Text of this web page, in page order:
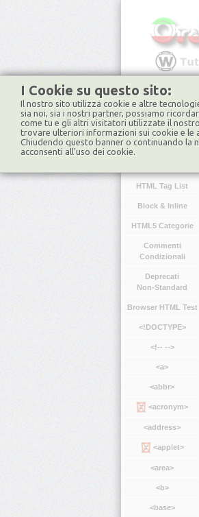
HOME
HTML
HTML Tag List
Block & Inline
HTML5 Categorie
Commenti
Condizionali
Deprecati
Non-Standard
Browser HTML Test
<!DOCTYPE>
<!-- -->
<a>
<abbr>
<acronym>
<address>
<applet>
<area>
<b>
<base>
I Cookie su questo sito:
Il nostro sito utilizza cookie e altre
sia noi, sia i nostri partner, possiamo
come tu e gli altri visitatori utilizzate il
trovare ulteriori informazioni sui cookie e le
Chiudendo questo banner o continuando la
acconsenti all'uso dei cookie.